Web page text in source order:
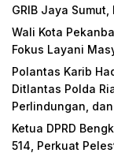
GRIB Jaya
Wali Kota
Fokus Layani
Polantas Karib
Ditlantas Polda
Perlindungan,
Ketua DPRD
514, Perkuat